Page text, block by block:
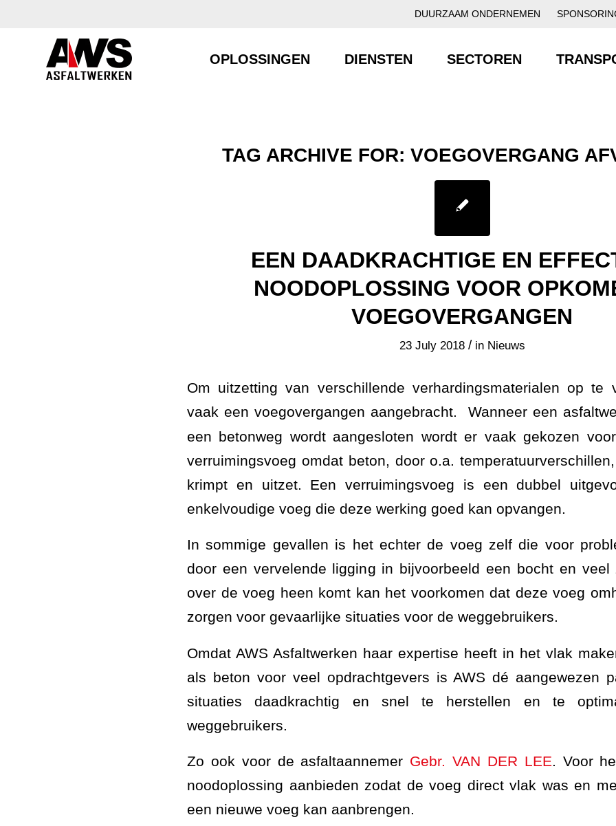
DUURZAAM ONDERNEMEN
OPLOSSINGEN DIENSTEN SECTOREN
TAG ARCHIVE FOR: VOEGOVERGANG
EEN DAADKRACHTIGE EN
NOODOPLOSSING VOOR
VOEGOVERGANGEN
23 July 2018 / in Nieuws
Om uitzetting van verschillende verhardingsmaterialen op te
vaak een voegovergangen aangebracht.
Wanneer een
een betonweg wordt aangesloten wordt er vaak gekozen
verruimingsvoeg omdat beton, door o.a.
krimpt en uitzet. Een verruimingsvoeg is een dubbel
enkelvoudige voeg die deze werking goed kan opvangen.
In sommige gevallen is het echter de voeg zelf die voor
door een vervelende ligging in bijvoorbeeld een bocht en veel
over de voeg heen komt kan het voorkomen dat deze voeg
zorgen voor gevaarlijke situaties voor de weggebruikers.
Omdat AWS Asfaltwerken haar expertise heeft in het vlak
als beton voor veel opdrachtgevers is AWS dé aangewezen
situaties daadkrachtig en snel te herstellen en te
weggebruikers.
Zo ook voor de asfaltaannemer Gebr. VAN DER LEE. Voor
noodoplossing aanbieden zodat de voeg direct vlak was en
een nieuwe voeg kan aanbrengen.